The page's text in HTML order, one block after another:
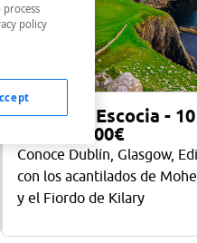
Irlanda y Escocia -
desde 2800€
Conoce Dublín, Glasgow,
con los acantilados de
y el Fiordo de Kilary
policy